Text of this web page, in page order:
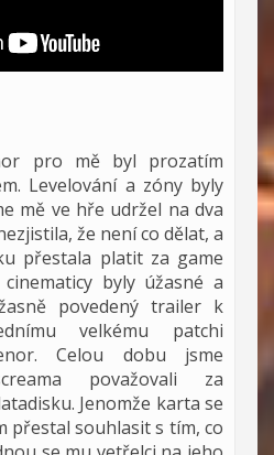
pro mě byl prozatím
Levelování a zóny byly
mě ve hře udržel na dva
že není co dělat, a
přestala platit za game
byly úžasné a
povedený trailer k
velkému patchi
Celou dobu jsme
považovali za
Jenomže karta se
přestal souhlasit s tím, co